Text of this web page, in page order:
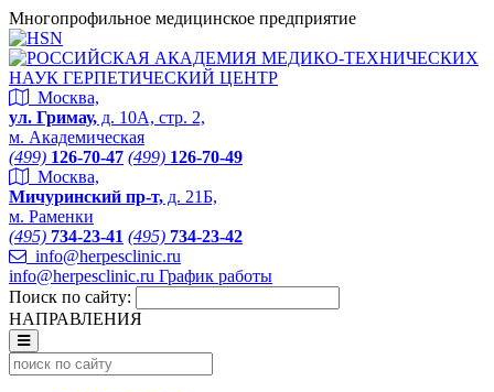
Многопрофильное медицинское предприятие
Москва,
ул. Гримау, д. 10А, стр. 2,
м. Академическая
(499) 126-70-47 (499) 126-70-49
Москва,
Мичуринский пр-т, д. 21Б,
м. Раменки
(495) 734-23-41 (495) 734-23-42
info@herpesclinic.ru
info@herpesclinic.ru График работы
Поиск по сайту:
НАПРАВЛЕНИЯ